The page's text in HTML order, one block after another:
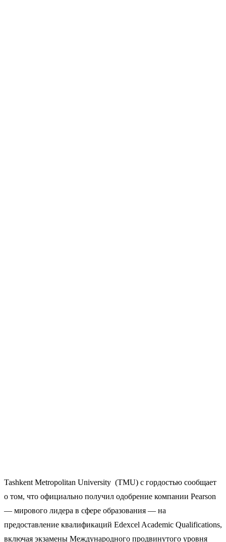
Tashkent Metropolitan University (TMU) с гордостью сообщает
о том, что официально получил одобрение компании Pearson
— мирового лидера в сфере образования — на
предоставление квалификаций Edexcel Academic Qualifications,
включая экзамены Международного продвинутого уровня